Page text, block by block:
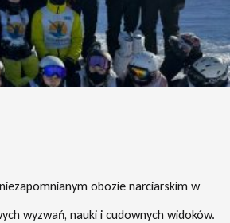
obozie narciarskim w
wyzwań, nauki i cudownych widoków.